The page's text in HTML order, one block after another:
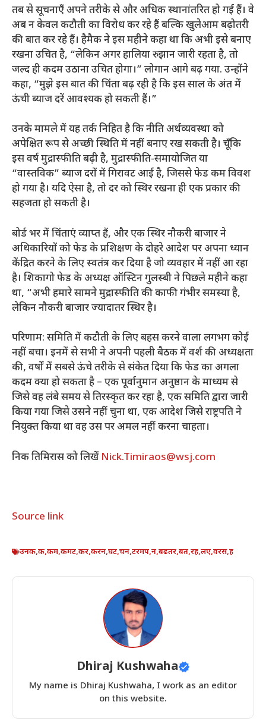
तब से सूचनाएँ अपने तरीके से और अधिक स्थानांतरित हो गई हैं। वे
अब न केवल कटौती का विरोध कर रहे हैं बल्कि खुलेआम बढ़ोतरी
की बात कर रहे हैं। हैमैक ने इस महीने कहा था कि अभी इसे बनाए
रखना उचित है, “लेकिन अगर हालिया रुझान जारी रहता है, तो
जल्द ही कदम उठाना उचित होगा।” लोगान आगे बढ़ गया. उन्होंने
कहा, “मुझे इस बात की चिंता बढ़ रही है कि इस साल के अंत में
ऊंची ब्याज दरें आवश्यक हो सकती हैं।”
उनके मामले में यह तर्क निहित है कि नीति अर्थव्यवस्था को
अपेक्षित रूप से अच्छी स्थिति में नहीं बनाए रख सकती है। चूँकि
इस वर्ष मुद्रास्फीति बढ़ी है, मुद्रास्फीति-समायोजित या
“वास्तविक” ब्याज दरों में गिरावट आई है, जिससे फेड कम विवश
हो गया है। यदि ऐसा है, तो दर को स्थिर रखना ही एक प्रकार की
सहजता हो सकती है।
बोर्ड भर में चिंताएं व्याप्त हैं, और एक स्थिर नौकरी बाजार ने
अधिकारियों को फेड के प्रशिक्षण के दोहरे आदेश पर अपना ध्यान
केंद्रित करने के लिए स्वतंत्र कर दिया है जो व्यवहार में नहीं आ रहा
है। शिकागो फेड के अध्यक्ष ऑस्टिन गुलस्बी ने पिछले महीने कहा
था, “अभी हमारे सामने मुद्रास्फीति की काफी गंभीर समस्या है,
लेकिन नौकरी बाजार ज्यादातर स्थिर है।
परिणाम: समिति में कटौती के लिए बहस करने वाला लगभग कोई
नहीं बचा। इनमें से सभी ने अपनी पहली बैठक में वर्श की अध्यक्षता
की, वर्षों में सबसे ऊंचे तरीके से संकेत दिया कि फेड का अगला
कदम क्या हो सकता है – एक पूर्वानुमान अनुष्ठान के माध्यम से
जिसे वह लंबे समय से तिरस्कृत कर रहा है, एक समिति द्वारा जारी
किया गया जिसे उसने नहीं चुना था, एक आदेश जिसे राष्ट्रपति ने
नियुक्त किया था वह उस पर अमल नहीं करना चाहता।
निक तिमिरास को लिखें Nick.Timiraos@wsj.com
Source link
उनक,क,कम,कमट,कर,करन,घट,चन,टरमप,न,बढतर,बत,रह,लए,वरस,ह
Dhiraj Kushwaha
My name is Dhiraj Kushwaha, I work as an editor
on this website.